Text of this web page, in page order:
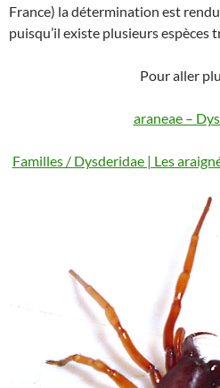
France) la détermination est
puisqu’il existe plusieurs espèces
Pour aller
araneae –
Familles / Dysderidae | Les